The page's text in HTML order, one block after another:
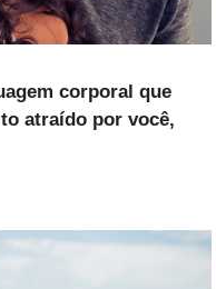
corporal que
atraído por você,